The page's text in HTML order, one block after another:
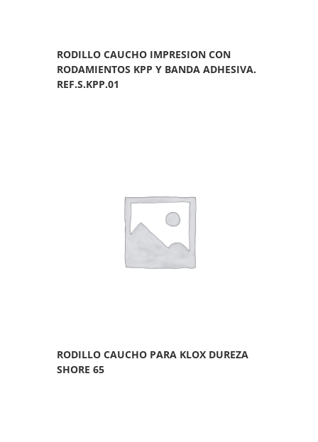
RODILLO CAUCHO IMPRESION CON
RODAMIENTOS KPP Y BANDA ADHESIVA.
REF.S.KPP.01
RODILLO CAUCHO PARA KLOX DUREZA
SHORE 65